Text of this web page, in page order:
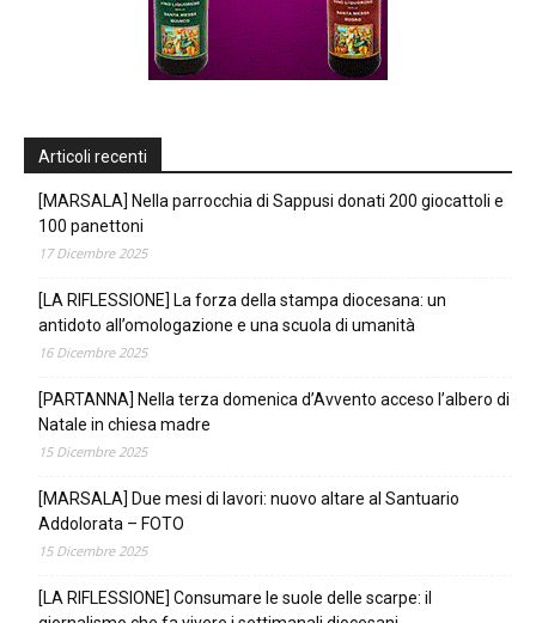
Articoli recenti
[MARSALA] Nella parrocchia di Sappusi donati 200 giocattoli e
100 panettoni
17 Dicembre 2025
[LA RIFLESSIONE] La forza della stampa diocesana: un
antidoto all’omologazione e una scuola di umanità
16 Dicembre 2025
[PARTANNA] Nella terza domenica d’Avvento acceso l’albero di
Natale in chiesa madre
15 Dicembre 2025
[MARSALA] Due mesi di lavori: nuovo altare al Santuario
Addolorata – FOTO
15 Dicembre 2025
[LA RIFLESSIONE] Consumare le suole delle scarpe: il